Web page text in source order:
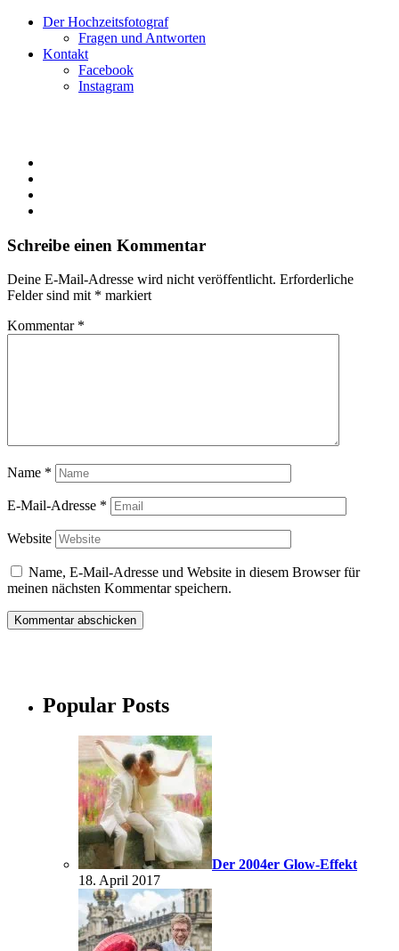
Der Hochzeitsfotograf
Fragen und Antworten
Kontakt
Facebook
Instagram
Schreibe einen Kommentar
Deine E-Mail-Adresse wird nicht veröffentlicht. Erforderliche
Felder sind mit * markiert
Kommentar *
Name *
E-Mail-Adresse *
Website
Name, E-Mail-Adresse und Website in diesem Browser für
meinen nächsten Kommentar speichern.
Popular Posts
Der 2004er Glow-Effekt
18. April 2017